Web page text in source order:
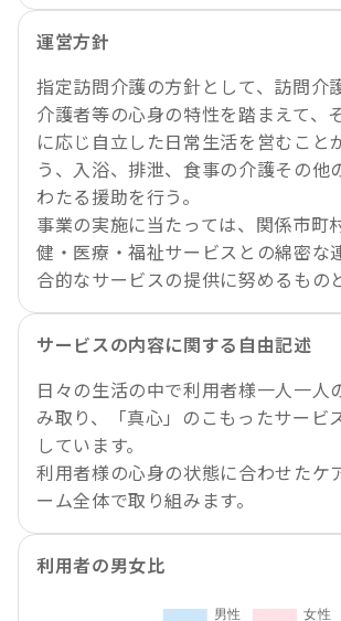
運営方針
指定訪問介護の方針として、訪問介
介護者等の心身の特性を踏まえて、
に応じ自立した日常生活を営むこと
う、入浴、排泄、食事の介護その他
わたる援助を行う。
事業の実施に当たっては、関係市町
健・医療・福祉サービスとの綿密な
合的なサービスの提供に努めるもの
サービスの内容に関する自由記述
日々の生活の中で利用者様一人一人
み取り、「真心」のこもったサービ
しています。
利用者様の心身の状態に合わせたケ
ーム全体で取り組みます。
利用者の男女比